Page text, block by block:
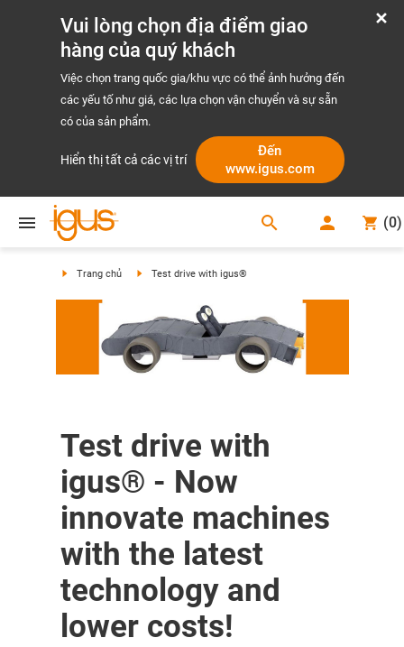
Vui lòng chọn địa điểm giao
hàng của quý khách
Việc chọn trang quốc gia/khu vực có thể ảnh hưởng đến
các yếu tố như giá, các lựa chọn vận chuyển và sự sẵn
có của sản phẩm.
Hiển thị tất cả các vị trí
Đến
www.igus.com
search (0)
Trang chủ Test drive with igus®
Test drive with
igus® - Now
innovate machines
with the latest
technology and
lower costs!